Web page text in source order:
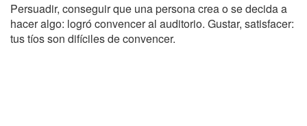
Persuadir, conseguir que una persona crea o se decida a
hacer algo: logró convencer al auditorio. Gustar, satisfacer:
tus tíos son difíciles de convencer.